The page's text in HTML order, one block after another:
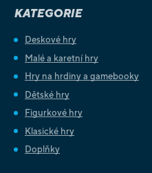
KATEGORIE
Deskové hry
Malé a karetní hry
Hry na hrdiny a gamebooky
Dětské hry
Figurkové hry
Klasické hry
Doplňky